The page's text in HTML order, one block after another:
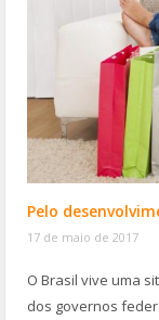
Pelo
17 de maio de 2017
O Brasil vive uma
dos governos